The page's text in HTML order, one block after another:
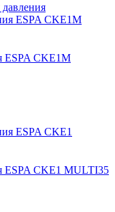
ESPA CKE1M
ESPA CKE1 MULTI35